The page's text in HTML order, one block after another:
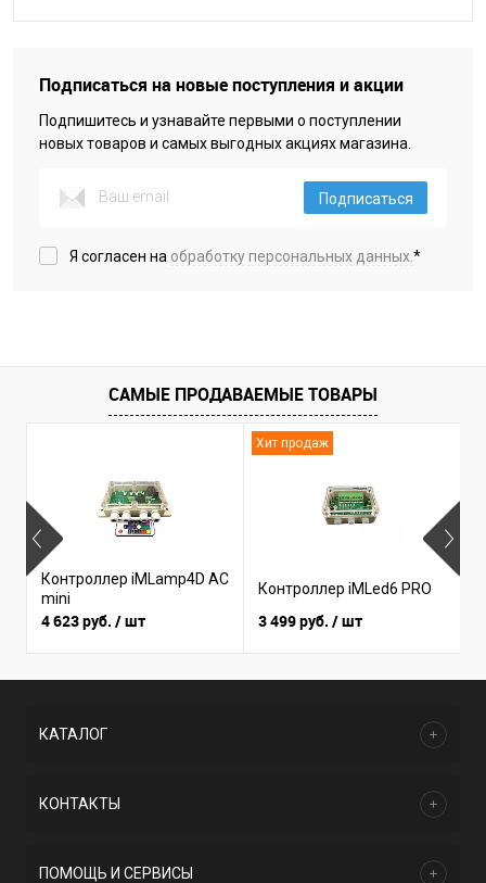
Подписаться на новые поступления и акции
Подпишитесь и узнавайте первыми о поступлении
новых товаров и самых выгодных акциях магазина.
Подписаться
Я согласен на обработку персональных данных.*
САМЫЕ ПРОДАВАЕМЫЕ ТОВАРЫ
Контроллер iMLamp4D AC
mini
4 623 руб. / шт
Хит продаж
Контроллер iMLed6 PRO
3 499 руб. / шт
КАТАЛОГ
КОНТАКТЫ
ПОМОЩЬ И СЕРВИСЫ